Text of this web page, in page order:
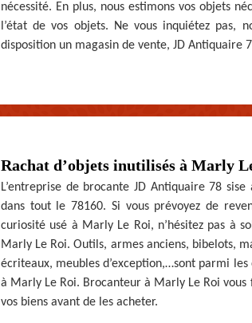
nécessité. En plus, nous estimons vos objets
l’état de vos objets. Ne vous inquiétez pas,
disposition un magasin de vente, JD Antiquaire
Rachat d’objets inutilisés à Marly
L’entreprise de brocante JD Antiquaire 78
dans tout le 78160. Si vous prévoyez de
curiosité usé à Marly Le Roi, n’hésitez pas à
Marly Le Roi. Outils, armes anciens, bibelots,
écriteaux, meubles d’exception,…sont parmi
à Marly Le Roi. Brocanteur à Marly Le Roi
vos biens avant de les acheter.